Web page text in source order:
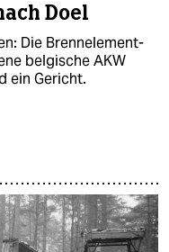
Doel
Die Brennelement-
belgische AKW
ein Gericht.